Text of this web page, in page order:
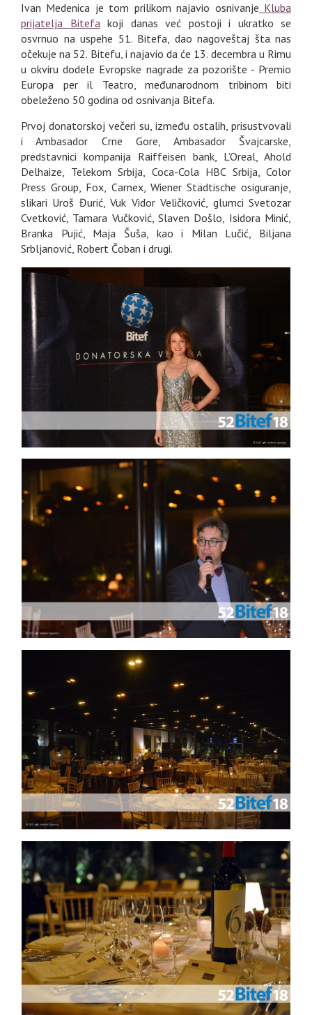
Ivan Medenica je tom prilikom najavio osnivanje Kluba
prijatelja Bitefakoji danas već postoji i ukratko se
osvrnuo na uspehe 51. Bitefa, dao nagoveštaj šta nas
očekuje na 52. Bitefu, i najavio da će 13. decembra u Rimu
u okviru dodele Evropske nagrade za pozorište - Premio
Europa per il Teatro, međunarodnom tribinom biti
obeleženo 50 godina od osnivanja Bitefa.
Prvoj donatorskoj večeri su, između ostalih, prisustvovali
i Ambasador Crne Gore, Ambasador Švajcarske,
predstavnici kompanija Raiffeisen bank, L’Oreal, Ahold
Delhaize, Telekom Srbija, Coca-Cola HBC Srbija, Color
Press Group, Fox, Carnex, Wiener Städtische osiguranje,
slikari Uroš Đurić, Vuk Vidor Veličković, glumci Svetozar
Cvetković, Tamara Vučković, Slaven Došlo, Isidora Minić,
Branka Pujić, Maja Šuša, kao i Milan Lučić, Biljana
Srbljanović, Robert Čoban i drugi.